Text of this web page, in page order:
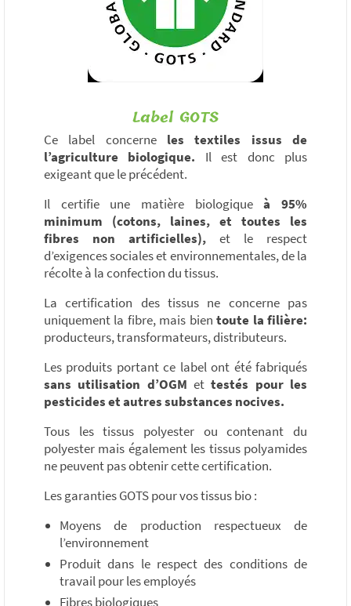
Label GOTS
Ce label concerne les textiles issus de
l’agriculture biologique. Il est donc plus
exigeant que le précédent.
Il certifie une matière biologiqueà 95%
minimum (cotons, laines, et toutes les
fibres non artificielles), et le respect
d’exigences sociales et environnementales, de la
récolte à la confection du tissus.
La certification des tissus ne concerne pas
uniquement la fibre, mais bien toute la filière:
producteurs, transformateurs, distributeurs.
Les produits portant ce label ont été fabriqués
sans utilisation d’OGM et testés pour les
pesticides et autres substances nocives.
Tous les tissus polyester ou contenant du
polyester mais également les tissus polyamides
ne peuvent pas obtenir cette certification.
Les garanties GOTS pour vos tissus bio :
Moyens de production respectueux de
l’environnement
Produit dans le respect des conditions de
travail pour les employés
Fibres biologiques